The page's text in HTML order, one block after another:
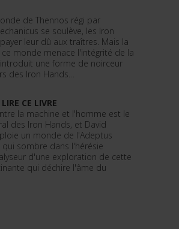
de Thennos régi par
se soulève, les Iron
leur dû aux traîtres. Mais la
monde menace l'intégrité de la
une forme de noirceur
des Iron Hands…
CE LIVRE
la machine et l'homme est le
des Iron Hands, et David
un monde de l'Adeptus
qui sombre dans l'hérésie
d'une exploration de cette
qui déchire l'âme du